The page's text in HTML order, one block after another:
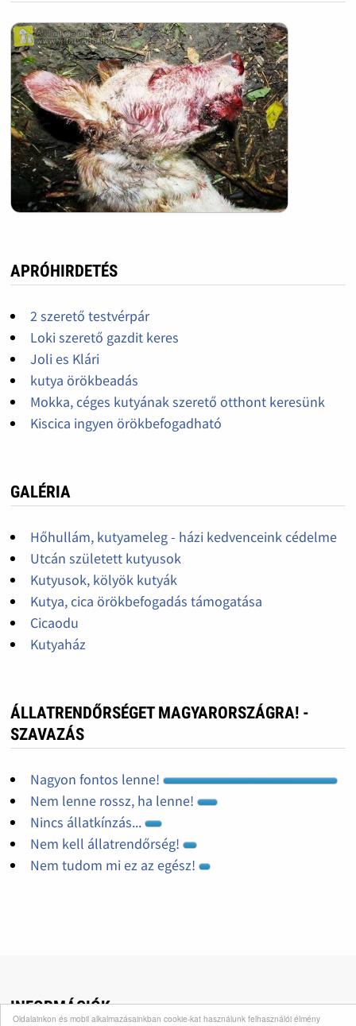
Oldalainkon és mobil alkalmazásainkban cookie-kat használunk felhasználói élmény
APRÓHIRDETÉS
2 szerető testvérpár
Loki szerető gazdit keres
Joli es Klári
kutya örökbeadás
Mokka, céges kutyának szerető otthont keresünk
Kiscica ingyen örökbefogadható
GALÉRIA
Hőhullám, kutyameleg - házi kedvenceink cédelme
Utcán született kutyusok
Kutyusok, kölyök kutyák
Kutya, cica örökbefogadás támogatása
Cicaodu
Kutyaház
ÁLLATRENDŐRSÉGET MAGYARORSZÁGRA! -
SZAVAZÁS
Nagyon fontos lenne!
Nem lenne rossz, ha lenne!
Nincs állatkínzás...
Nem kell állatrendőrség!
Nem tudom mi ez az egész!
INFORMÁCIÓK